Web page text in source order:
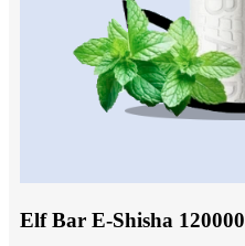
Elf Bar E-Shisha 120000